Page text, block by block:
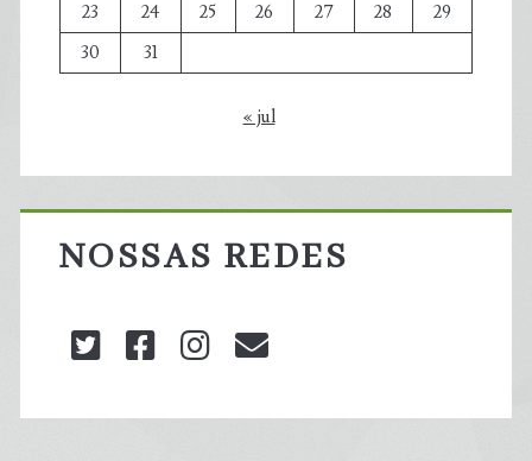
23
24 25 26 27 28
29
30
31
« jul
NOSSAS REDES
twitterfacebookinstagram